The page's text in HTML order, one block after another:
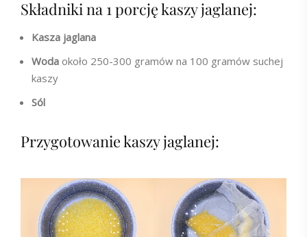
Składniki na 1 porcję kaszy jaglanej:
Kasza jaglana
Woda około 250-300 gramów na 100 gramów suchej
kaszy
Sól
Przygotowanie kaszy jaglanej: